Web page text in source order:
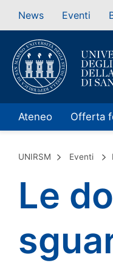
News Eventi
Ateneo Offerta
UNIRSM Eventi
Le